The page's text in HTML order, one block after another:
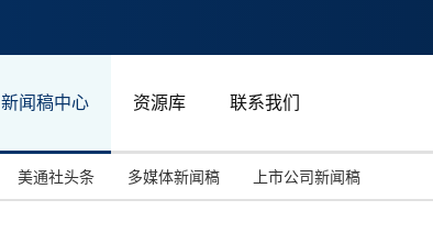
新闻稿中心 资源库 联系我们
美通社头条 多媒体新闻稿 上市公司新闻稿